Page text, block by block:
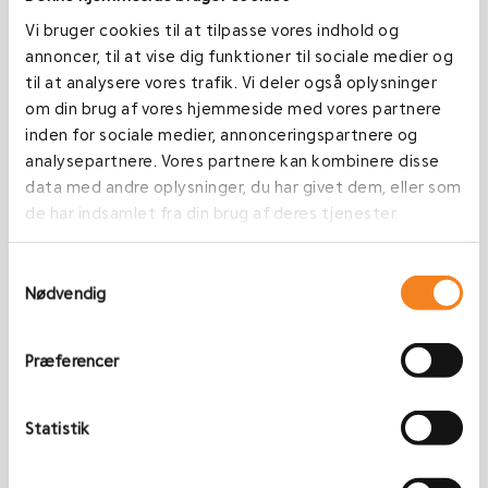
Vi bruger cookies til at tilpasse vores indhold og
annoncer, til at vise dig funktioner til sociale medier og
til at analysere vores trafik. Vi deler også oplysninger
om din brug af vores hjemmeside med vores partnere
inden for sociale medier, annonceringspartnere og
analysepartnere. Vores partnere kan kombinere disse
data med andre oplysninger, du har givet dem, eller som
de har indsamlet fra din brug af deres tjenester.
Nødvendig
Præferencer
Statistik
Reparation og service i skibsindustrien
Læs mere
OM AGJ
Vi samarbejder med
Danmarks mest krævende
kunder - og det er vi stolte af!
maskinfirma, der beskæftiger mere end 90
Vi har siden 1963 leveret smede- og rørarbejde til
medicinal- og fødevareindustrien, samt leveret rør- og